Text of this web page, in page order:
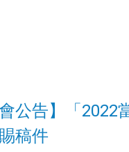
會公告】「
稿件